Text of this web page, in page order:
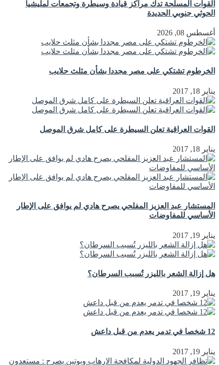
القوات المسلحة تدك مراكز قيادة وسيطرة وتجمعات لمليشيا
الحوثي جنوبي الحديدة
أغسطس 08, 2026
الخرطوم تشتكي على مصر مجددا بشأن مثلث حلايب
يناير 18, 2017
القوات العراقية تعلن السيطرة على كامل شرق الموصل
يناير 18, 2017
المستشار عبد العزيز المفلحي يصرح هادي لم يوافق على الإطار
الأساسي للمفاوضات
يناير 19, 2017
هل إزالة الشعر بالليزر تُسبب السرطان؟
يناير 19, 2017
12 شخصا في تدمر يعدم من قبل داعش
يناير 19, 2017